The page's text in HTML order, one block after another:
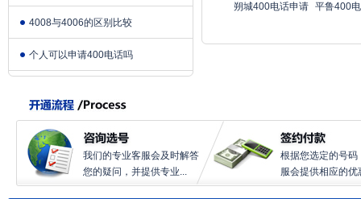
4008与4006的区别比较
个人可以申请400电话吗
朔城400电话申请 平鲁400
我们的专业客服会及时解答
您的疑问，并提供专业...
根据您选定的号码
服会提供相应的优